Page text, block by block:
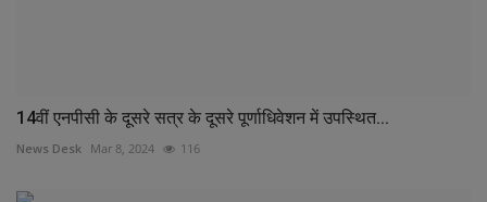
14वीं एनपीसी के दूसरे सत्र के दूसरे पूर्णाधिवेशन में उपस्थित...
News Desk Mar 8, 2024 116